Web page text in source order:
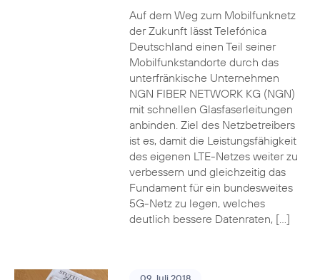
Auf dem Weg zum Mobilfunknetz
der Zukunft lässt Telefónica
Deutschland einen Teil seiner
Mobilfunkstandorte durch das
unterfränkische Unternehmen
NGN FIBER NETWORK KG (NGN)
mit schnellen Glasfaserleitungen
anbinden. Ziel des Netzbetreibers
ist es, damit die Leistungsfähigkeit
des eigenen LTE-Netzes weiter zu
verbessern und gleichzeitig das
Fundament für ein bundesweites
5G-Netz zu legen, welches
deutlich bessere Datenraten, […]